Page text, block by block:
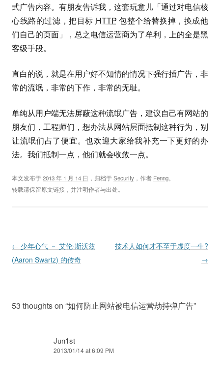
式广告内容。有朋友告诉我，这套玩意儿「通过对电信核
心线路的过滤，把目标 HTTP 包整个给替换掉，换成他
们自己的页面」，总之电信运营商为了牟利，上的全是黑
客级手段。
直白的说，就是在用户好不知情的情况下强行插广告，非
常的流氓，非常的下作，非常的无耻。
单纯从用户端无法屏蔽这种流氓广告，建议自己有网站的
朋友们，工程师们，想办法从网站层面抵制这种行为，别
让流氓们占了便宜。也欢迎大家给我补充一下更好的办
法。我们抵制一点，他们就会收敛一点。
本文发布于2013 年 1 月 14 日 ，归档于Security ，作者 Fenng。
转载请保留原文链接，并注明作者与出处。
Post navigation
← 少年心气 － 艾伦·斯沃兹
(Aaron Swartz) 的传奇
技术人如何才不至于虚度一生?
→
53 thoughts on “如何防止网站被电信运营劫持弹广告”
Jun1st
2013/01/14 at 6:09 PM